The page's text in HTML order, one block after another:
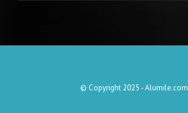
© Copyright 2025 - Alumile.com